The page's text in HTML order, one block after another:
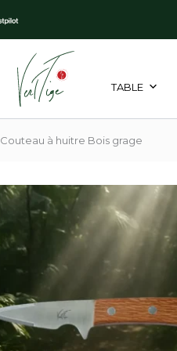
TABLE
Couteau à huitre Bois grage